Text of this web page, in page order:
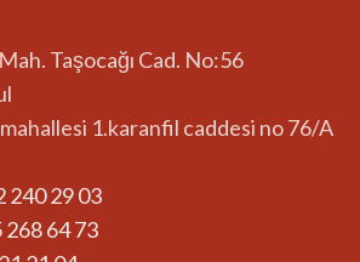
Taşocağı Cad. No:56
1.karanfil caddesi no 76/A
240 29 03
64 73